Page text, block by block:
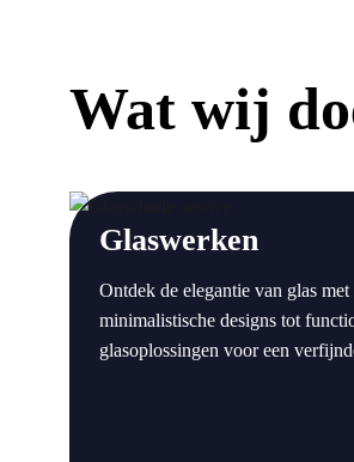
Wat wij
Glaswerken
Ontdek de elegantie van glas
minimalistische designs tot
glasoplossingen voor een
a